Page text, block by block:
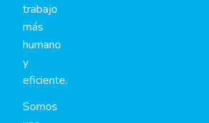
trabajo
más
humano
y
eficiente.
Somos